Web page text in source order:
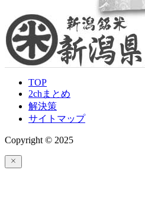
TOP
2chまとめ
解決策
サイトマップ
Copyright © 2025